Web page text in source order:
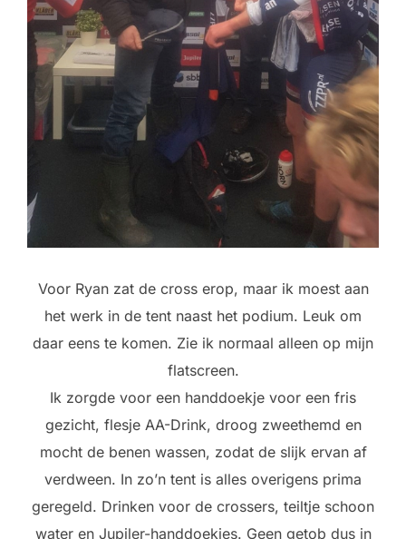
Voor Ryan zat de cross erop, maar ik moest aan
het werk in de tent naast het podium. Leuk om
daar eens te komen. Zie ik normaal alleen op mijn
flatscreen.
Ik zorgde voor een handdoekje voor een fris
gezicht, flesje AA-Drink, droog zweethemd en
mocht de benen wassen, zodat de slijk ervan af
verdween. In zo’n tent is alles overigens prima
geregeld. Drinken voor de crossers, teiltje schoon
water en Jupiler-handdoekjes. Geen getob dus in